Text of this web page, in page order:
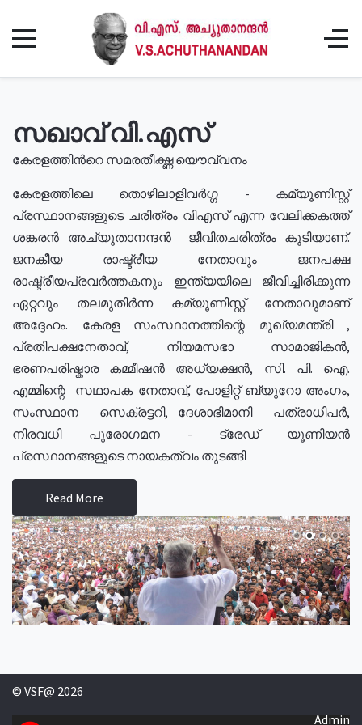
സഖാവ് വി.എസ്
കേരളത്തിൻറെ സമരതീക്ഷ്ണ യൌവ്വനം
കേരളത്തിലെ തൊഴിലാളിവർഗ്ഗ - കമ്യൂണിസ്റ്റ്
പ്രസ്ഥാനങ്ങളുടെ ചരിത്രം വിഎസ് എന്ന വേലിക്കകത്ത്
ശങ്കരൻ അച്യുതാനന്ദൻ ജീവിതചരിത്രം കൂടിയാണ്.
ജനകീയ രാഷ്ട്രീയ നേതാവും ജനപക്ഷ
രാഷ്ട്രീയപ്രവർത്തകനും ഇന്ത്യയിലെ ജീവിച്ചിരിക്കുന്ന
ഏറ്റവും തലമുതിർന്ന കമ്യൂണിസ്റ്റ് നേതാവുമാണ്
അദ്ദേഹം. കേരള സംസ്ഥാനത്തിന്റെ മുഖ്യമന്ത്രി ,
പ്രതിപക്ഷനേതാവ്, നിയമസഭാ സാമാജികൻ,
ഭരണപരിഷ്കാര കമ്മീഷൻ അധ്യക്ഷൻ, സി. പി. ഐ.
എമ്മിന്റെ സഥാപക നേതാവ്, പോളിറ്റ് ബ്യുറോ അംഗം,
സംസ്ഥാന സെക്രട്ടറി, ദേശാഭിമാനി പത്രാധിപർ,
നിരവധി പുരോഗമന - ട്രേഡ് യൂണിയൻ
പ്രസ്ഥാനങ്ങളുടെ നായകത്വം തുടങ്ങി
Read More
© VSF@ 2026
Admin